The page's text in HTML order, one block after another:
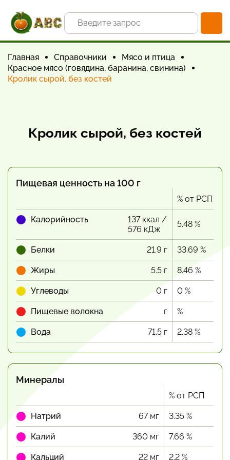
Главная Справочники
Мясо и птица
Красное мясо (говядина, баранина, свинина)
Кролик сырой, без костей
Кролик сырой, без костей
Пищевая ценность на 100 г
% от РСП
Калорийность
137 ккал /
576 кДж
5.48 %
Белки 21.9 г 33.69 %
Жиры 5.5 г 8.46 %
Углеводы 0 г 0 %
Пищевые волокна г %
Вода 71.5 г 2.38 %
Минералы
% от РСП
Натрий 67 мг 3.35 %
Калий 360 мг 7.66 %
Кальций 22 мг 2.2 %